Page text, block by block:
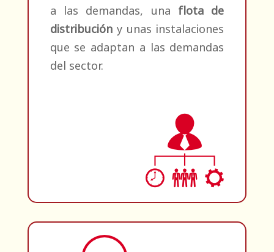
a las demandas, una flota de
distribucióny unas instalaciones
que se adaptan a las demandas
del sector.